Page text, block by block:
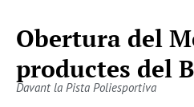
Obertura del
productes del
Davant la Pista Poliesportiva